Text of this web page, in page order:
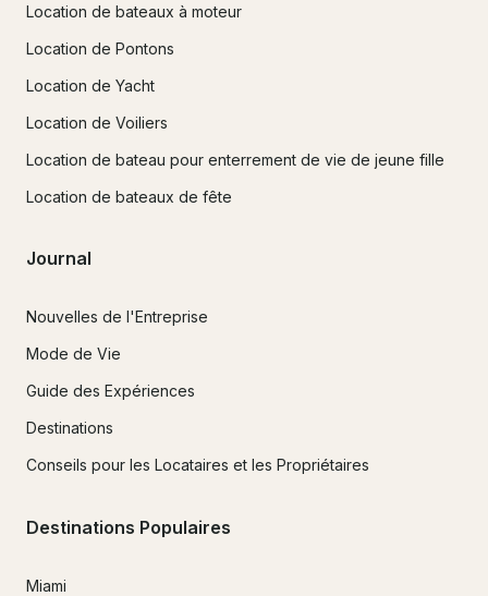
Location de bateaux à moteur
Location de Pontons
Location de Yacht
Location de Voiliers
Location de bateau pour enterrement de vie de jeune fille
Location de bateaux de fête
Journal
Nouvelles de l'Entreprise
Mode de Vie
Guide des Expériences
Destinations
Conseils pour les Locataires et les Propriétaires
Destinations Populaires
Miami